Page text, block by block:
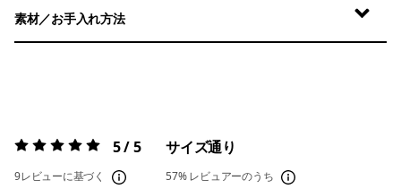
素材／お手入れ方法
評価:5 / 5 5 / 5
9レビューに基づく
サイズ通り
57%レビュアーのうち